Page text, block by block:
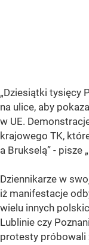
„Dziesiątki tysięcy
na ulice, aby
w UE.
krajowego TK,
a Brukselą” - pisze
Dziennikarze w
iż manifestacje
wielu innych
Lublinie czy
protesty próbowali